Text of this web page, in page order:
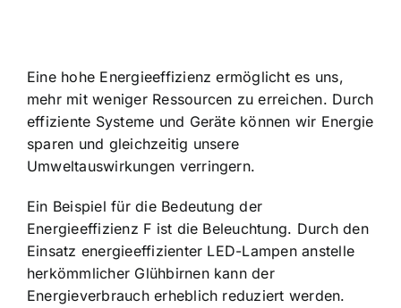
Eine hohe Energieeffizienz ermöglicht es uns,
mehr mit weniger Ressourcen zu erreichen. Durch
effiziente Systeme und Geräte können wir Energie
sparen und gleichzeitig unsere
Umweltauswirkungen verringern.
Ein Beispiel für die Bedeutung der
Energieeffizienz F ist die Beleuchtung. Durch den
Einsatz energieeffizienter LED-Lampen anstelle
herkömmlicher Glühbirnen kann der
Energieverbrauch erheblich reduziert werden.